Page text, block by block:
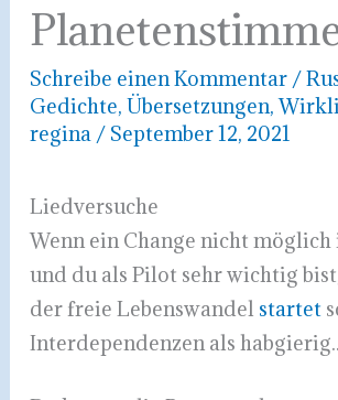
Schreibe einen Kommentar /
Gedichte, Übersetzungen,
regina / September 12, 2021
Liedversuche
Wenn ein Change nicht möglich
und du als Pilot sehr wichtig
der freie Lebenswandel startet
Interdependenzen als